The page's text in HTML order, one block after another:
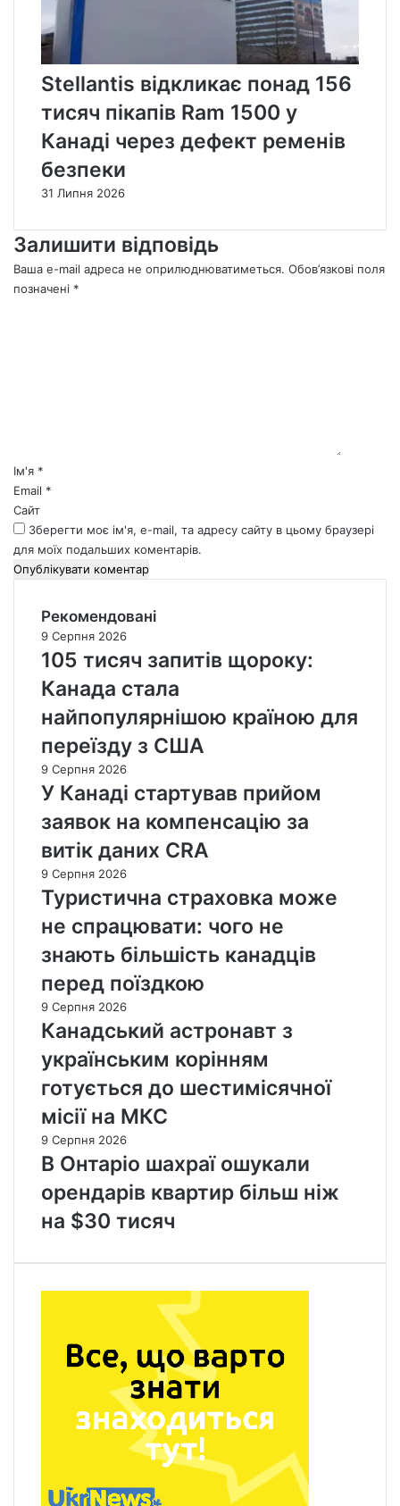
Stellantis відкликає понад 156
тисяч пікапів Ram 1500 у
Канаді через дефект ременів
безпеки
31 Липня 2026
Залишити відповідь
Ваша e-mail адреса не оприлюднюватиметься. Обов’язкові поля
позначені *
*Ім'я *
Email *
Сайт
Зберегти моє ім'я, e-mail, та адресу сайту в цьому браузері
для моїх подальших коментарів.
Рекомендовані
9 Серпня 2026
105 тисяч запитів щороку:
Канада стала
найпопулярнішою країною для
переїзду з США
9 Серпня 2026
У Канаді стартував прийом
заявок на компенсацію за
витік даних CRA
9 Серпня 2026
Туристична страховка може
не спрацювати: чого не
знають більшість канадців
перед поїздкою
9 Серпня 2026
Канадський астронавт з
українським корінням
готується до шестимісячної
місії на МКС
9 Серпня 2026
В Онтаріо шахраї ошукали
орендарів квартир більш ніж
на $30 тисяч